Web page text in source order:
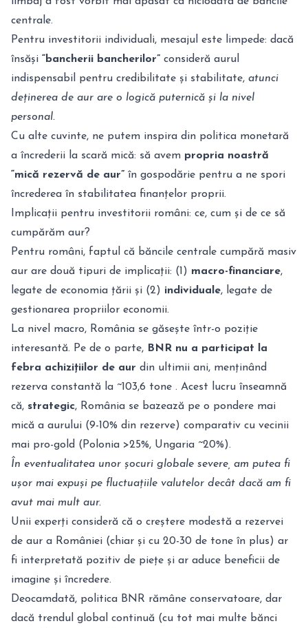
centrale.
Pentru investitorii individuali, mesajul este limpede: dacă
însăși “bancherii bancherilor” consideră aurul
indispensabil pentru credibilitate și stabilitate, atunci
deținerea de aur are o logică puternică și la nivel
personal.
Cu alte cuvinte, ne putem inspira din politica monetară
a încrederii la scară mică: să avem propria noastră
“mică rezervă de aur” în gospodărie pentru a ne spori
încrederea în stabilitatea finanțelor proprii.
Implicații pentru investitorii români: ce, cum și de ce să
cumpărăm aur?
Pentru români, faptul că băncile centrale cumpără masiv
aur are două tipuri de implicații: (1) macro-financiare,
legate de economia țării și (2) individuale, legate de
gestionarea propriilor economii.
La nivel macro, România se găsește într-o poziție
interesantă. Pe de o parte, BNR nu a participat la
febra achizițiilor de aur din ultimii ani, menținând
rezerva constantă la ~103,6 tone . Acest lucru înseamnă
că, strategic, România se bazează pe o pondere mai
mică a aurului (9-10% din rezerve) comparativ cu vecinii
mai pro-gold (Polonia >25%, Ungaria ~20%).
În eventualitatea unor șocuri globale severe, am putea fi
ușor mai expuși pe fluctuațiile valutelor decât dacă am fi
avut mai mult aur.
Unii experți consideră că o creștere modestă a rezervei
de aur a României (chiar și cu 20-30 de tone în plus) ar
fi interpretată pozitiv de piețe și ar aduce beneficii de
imagine și încredere.
Deocamdată, politica BNR rămâne conservatoare, dar
dacă trendul global continuă (cu tot mai multe bănci